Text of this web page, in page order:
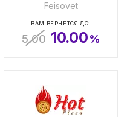
Feisovet
ВАМ ВЕРНЕТСЯ ДО:
5.00 10.00%